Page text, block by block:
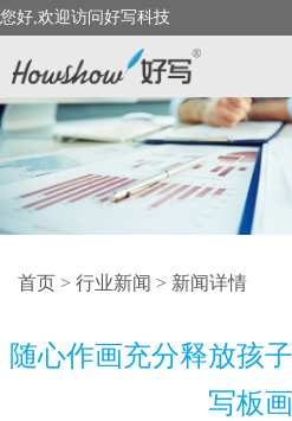
您好,欢迎访问好写科技
首页 > 行业新闻 > 新闻详情
随心作画充分释放孩
写板